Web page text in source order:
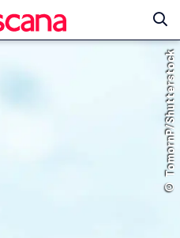
© TomornP/Shutterstock